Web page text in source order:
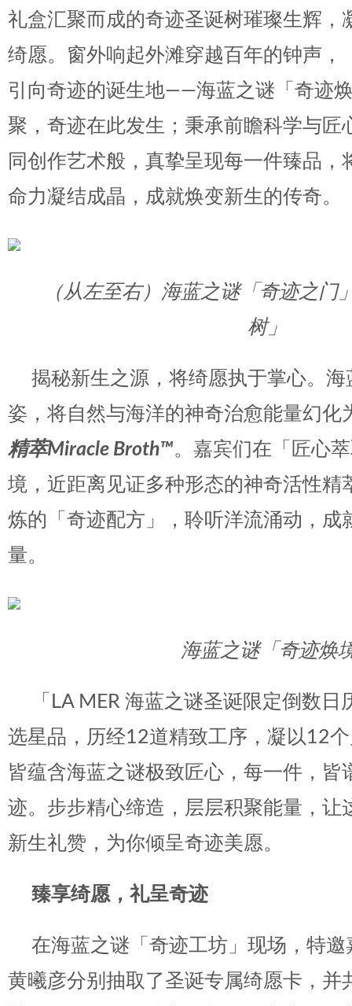
礼盒汇聚而成的奇迹圣诞树璀璨生辉，
绮愿。窗外响起外滩穿越百年的钟声，
引向奇迹的诞生地——海蓝之谜「奇迹
聚，奇迹在此发生；秉承前瞻科学与匠
同创作艺术般，真挚呈现每一件臻品，
命力凝结成晶，成就焕变新生的传奇。
（从左至右）海蓝之谜「奇迹之门
树」
揭秘新生之源，将绮愿执于掌心。
姿，将自然与海洋的神奇治愈能量幻化
精萃Miracle Broth™。嘉宾们在「匠心
境，近距离见证多种形态的神奇活性精
炼的「奇迹配方」，聆听洋流涌动，成
量。
海蓝之谜「奇迹焕
「LA MER 海蓝之谜圣诞限定倒数
选星品，历经12道精致工序，凝以12
皆蕴含海蓝之谜极致匠心，每一件，皆
迹。步步精心缔造，层层积聚能量，让
新生礼赞，为你倾呈奇迹美愿。
臻享绮愿，礼呈奇迹
在海蓝之谜「奇迹工坊」现场，特
黄曦彦分别抽取了圣诞专属绮愿卡，并